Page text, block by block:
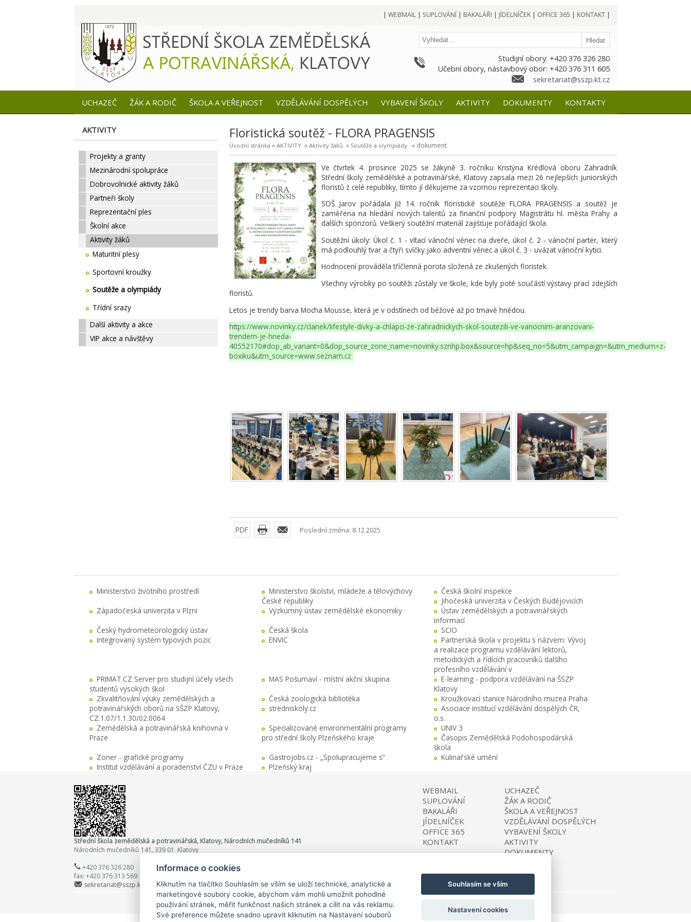
| WEBMAIL| SUPLOVÁNÍ | BAKALÁŘI | JÍDELNÍČEK| OFFICE 365 | KONTAKT|
Studijní obory: +420 376 326 280
Učební obory, nástavbový obor: +420 376 311 605
sekretariat@sszp.kt.cz
UCHAZEČ ŽÁK A RODIČ ŠKOLA A VEŘEJNOST VZDĚLÁVÁNÍ DOSPĚLÝCH VYBAVENÍ ŠKOLY AKTIVITY DOKUMENTY KONTAKTY
AKTIVITY
Projekty a granty
Mezinárodní spolupráce
Dobrovolnické aktivity žáků
Partneři školy
Reprezentační ples
Školní akce
Aktivity žáků
Maturitní plesy
Sportovní kroužky
Soutěže a olympiády
Třídní srazy
Další aktivity a akce
VIP akce a návštěvy
Floristická soutěž - FLORA PRAGENSIS
Úvodní stránka » AKTIVITY» Aktivity žáků » Soutěže a olympiády» dokument
Ve čtvrtek 4. prosince 2025 se žákyně 3. ročníku Kristýna Krédlová oboru Zahradník
Střední školy zemědělské a potravinářské, Klatovy zapsala mezi 26 nejlepších juniorských
floristů z celé republiky, tímto jí děkujeme za vzornou reprezentaci školy.
SOŠ Jarov pořádala již 14. ročník floristické soutěže FLORA PRAGENSIS a soutěž je
zaměřena na hledání nových talentů za finanční podpory Magistrátu hl. města Prahy a
dalších sponzorů. Veškerý soutěžní materiál zajišťuje pořádající škola.
Soutěžní úkoly: Úkol č. 1 - vítací vánoční věnec na dveře, úkol č. 2 - vánoční parter, který
má podlouhlý tvar a čtyři svíčky jako adventní věnec a úkol č. 3 - uvázat vánoční kytici.
Hodnocení prováděla tříčlenná porota složená ze zkušených floristek.
Všechny výrobky po soutěži zůstaly ve škole, kde byly poté součástí výstavy prací zdejších
floristů.
Letos je trendy barva Mocha Mousse, která je v odstínech od béžové až po tmavě hnědou.
https://www.novinky.cz/clanek/lifestyle-divky-a-chlapci-ze-zahradnickych-skol-soutezili-ve-vanocnim-aranzovani-
trendem-je-hneda-
40552170#dop_ab_variant=0&dop_source_zone_name=novinky.sznhp.box&source=hp&seq_no=5&utm_campaign=&utm_medium=z-
boxiku&utm_source=www.seznam.cz
PDF Poslední změna: 8.12.2025
Ministerstvo životního prostředí
Ministerstvo školství, mládeže a tělovýchovy
České republiky
Česká školní inspekce
Jihočeská univerzita v Českých Budějovicích
Západočeská univerzita v Plzni
Výzkumný ústav zemědělské ekonomiky
Ústav zemědělských a potravinářských
informací
Český hydrometeorologický ústav
Česká škola
SCIO
Integrovaný systém typových pozic
ENVIC
Partnerská škola v projektu s názvem: Vývoj
a realizace programu vzdělávání lektorů,
metodických a řídících pracovníků dalšího
profesního vzdělávání v
PRIMAT.CZ Server pro studijní účely všech
studentů vysokých škol
MAS Pošumaví - místní akční skupina
E-learning - podpora vzdělávání na ŠSZP
Klatovy
Zkvalitňování výuky zemědělských a
potravinářských oborů na SŠZP Klatovy,
CZ.1.07/1.1.30/02.0064
Česká zoologická bibliotéka
Kroužkovací stanice Národního muzea Praha
stredniskoly.cz
Asociace institucí vzdělávání dospělých ČR,
o.s.
Zemědělská a potravinářská knihovna v
Praze
Specializované environmentální programy
pro střední školy Plzeňského kraje
UNIV 3
Časopis Zemědělská Podohospodárská
škola
Zoner - grafické programy
Gastrojobs.cz - „Spolupracujeme s“
Kulinařské umění
Institut vzdělávání a poradenství ČZU v Praze
Plzeňský kraj
Střední škola zemědělská a potravinářská, Klatovy, Národních mučedníků 141
Národních mučedníků 141, 339 01 Klatovy
+420 376 326 280
fax: +420 376 313 569
sekretariat@sszp.kt.cz
WEBMAIL
SUPLOVÁNÍ
BAKALÁŘI
JÍDELNÍČEK
OFFICE 365
KONTAKT
UCHAZEČ
ŽÁK A RODIČ
ŠKOLA A VEŘEJNOST
VZDĚLÁVÁNÍ DOSPĚLÝCH
VYBAVENÍ ŠKOLY
AKTIVITY
DOKUMENTY
©Copyright 2025 Střední škola zemědělská a potravinářská, Klatovy
Informace o cookies
Kliknutím na tlačítko Souhlasím se vším se uloží technické, analytické a
marketingové soubory cookie, abychom vám mohli umožnit pohodlné
používání stránek, měřit funkčnost našich stránek a cílit na vás reklamu.
Své preference můžete snadno upravit kliknutím na Nastavení souborů
Souhlasím se vším
Nastavení cookies